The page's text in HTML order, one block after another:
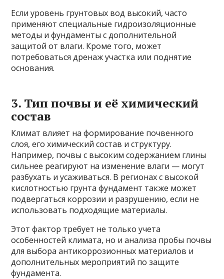
Если уровень грунтовых вод высокий, часто
применяют специальные гидроизоляционные
методы и фундаменты с дополнительной
защитой от влаги. Кроме того, может
потребоваться дренаж участка или поднятие
основания.
3. Тип почвы и её химический
состав
Климат влияет на формирование почвенного
слоя, его химический состав и структуру.
Например, почвы с высоким содержанием глины
сильнее реагируют на изменение влаги — могут
разбухать и усаживаться. В регионах с высокой
кислотностью грунта фундамент также может
подвергаться коррозии и разрушению, если не
использовать подходящие материалы.
Этот фактор требует не только учета
особенностей климата, но и анализа пробы почвы
для выбора антикоррозионных материалов и
дополнительных мероприятий по защите
фундамента.